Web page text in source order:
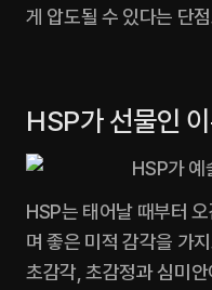
게 압도될 수 있다는 단
HSP가 선물인
HSP는 태어날 때부터
며 좋은 미적 감각을 가
초감각, 초감정과 심미